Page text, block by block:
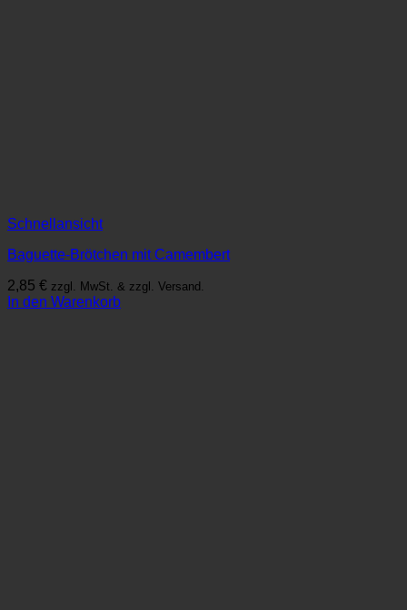
Schnellansicht
Baguette-Brötchen mit Camembert
2,85 € zzgl. MwSt. & zzgl. Versand.
In den Warenkorb